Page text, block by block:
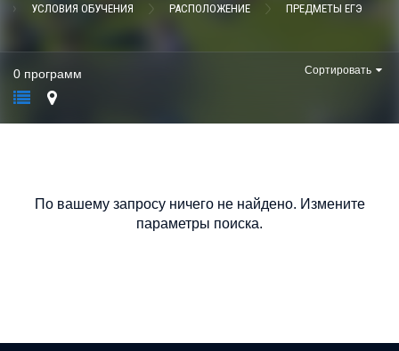
УСЛОВИЯ ОБУЧЕНИЯ РАСПОЛОЖЕНИЕ ПРЕДМЕТЫ ЕГЭ
0 программ Сортировать
По вашему запросу ничего не найдено. Измените
параметры поиска.